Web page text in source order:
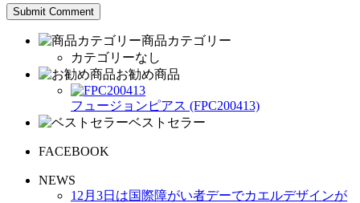
商品カテゴリー
カテゴリーなし
お勧め商品
フュージョンピアス (FPC200413)
ベストセラー
FACEBOOK
NEWS
12月3日は国際障がい者デーでカエルデザインが